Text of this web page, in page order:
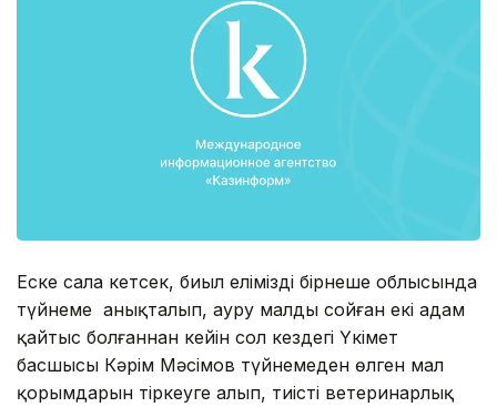
Еске сала кетсек, биыл еліміздің бірнеше облысында
түйнеме анықталып, ауру малды сойған екі адам
қайтыс болғаннан кейін сол кездегі Үкімет
басшысы Кәрім Мәсімов түйнемеден өлген мал
қорымдарын тіркеуге алып, тиісті ветеринарлық